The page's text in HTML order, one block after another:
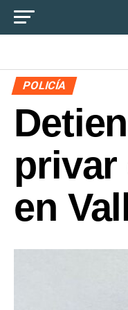
POLICÍA
privar
en